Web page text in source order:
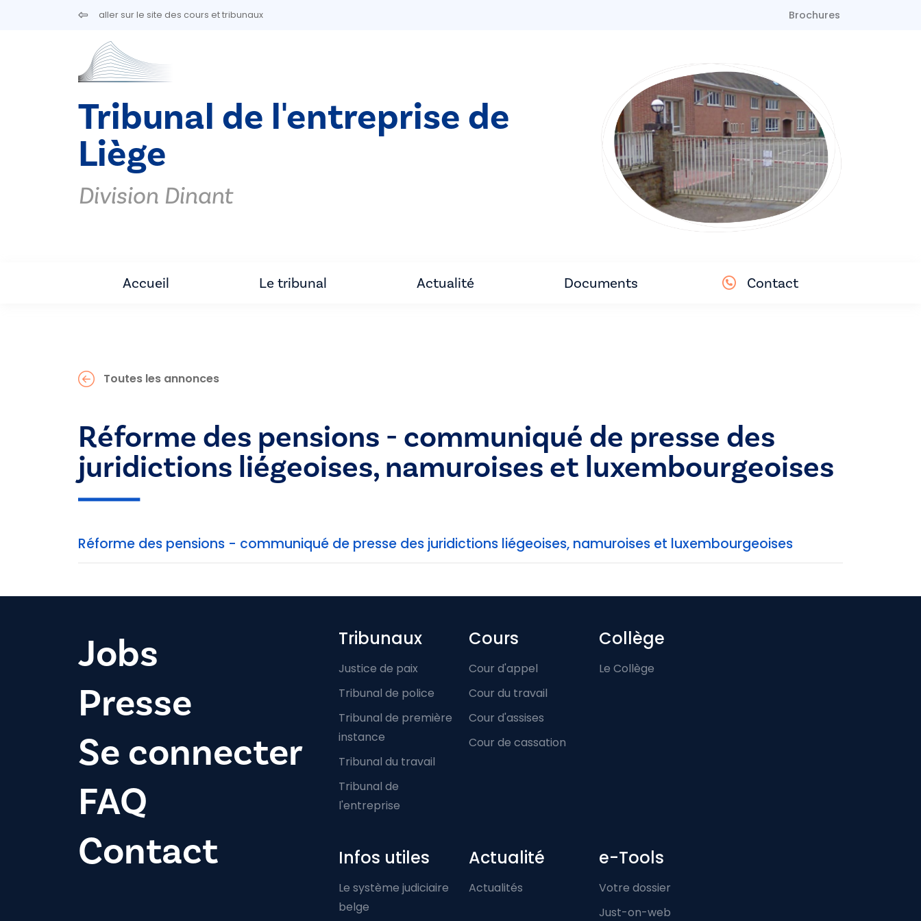
Aller au contenu principalaller sur le site des cours et tribunaux Brochures
Tribunal de l'entreprise de
Liège
Division Dinant
Accueil Le tribunal Actualité Documents Contact
Toutes les annonces
Réforme des pensions - communiqué de presse des
juridictions liégeoises, namuroises et luxembourgeoises
Réforme des pensions - communiqué de presse des juridictions liégeoises, namuroises et luxembourgeoises
Jobs
Presse
Se connecter
FAQ
Contact
Footer-menu
Tribunaux
Justice de paix
Tribunal de police
Tribunal de première
instance
Tribunal du travail
Tribunal de
l'entreprise
Cours
Cour d'appel
Cour du travail
Cour d'assises
Cour de cassation
Collège
Le Collège
Infos utiles
Le système judiciaire
belge
Actualité
Actualités
e-Tools
Votre dossier
Just-on-web